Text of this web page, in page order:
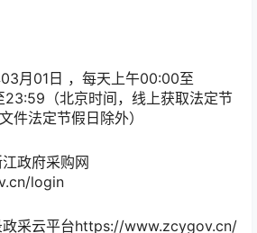
月01日 ，每天上午00:00至
（北京时间，线上获取法定节
件法定节假日除外）
政府采购网
login
采云平台https://www.zcygov.cn/